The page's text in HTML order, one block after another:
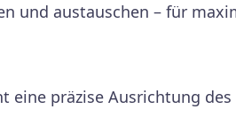
und austauschen – für
eine präzise Ausrichtung